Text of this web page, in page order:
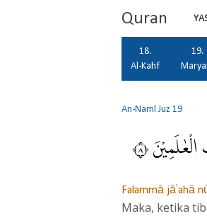
Quran
18.
Al-Kahf
19.
An-NamlJuz 19
٨
Falammā jā'ahā
Maka, ketika